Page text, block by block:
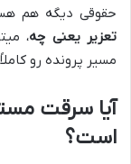
حقوقی دیگه هم
تعزیر یعنی چه،
مسیر پرونده رو
آیا سرقت
است؟